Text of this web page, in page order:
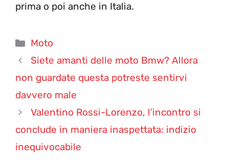
prima o poi anche in Italia.
Categorie
Moto
Siete amanti delle moto Bmw? Allora
non guardate questa potreste sentirvi
davvero male
Valentino Rossi-Lorenzo, l’incontro si
conclude in maniera inaspettata: indizio
inequivocabile